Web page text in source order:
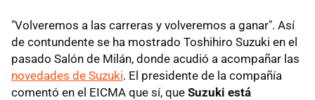
"Volveremos a las carreras y volveremos a ganar". Así
de contundente se ha mostrado Toshihiro Suzuki en el
pasado Salón de Milán, donde acudió a acompañar las
novedades de Suzuki. El presidente de la compañía
comentó en el EICMA que sí, que Suzuki está